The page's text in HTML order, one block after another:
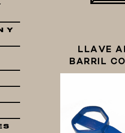
Y
LLAVE
BARRIL